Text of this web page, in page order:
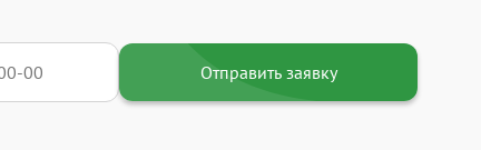
Отправить заявку